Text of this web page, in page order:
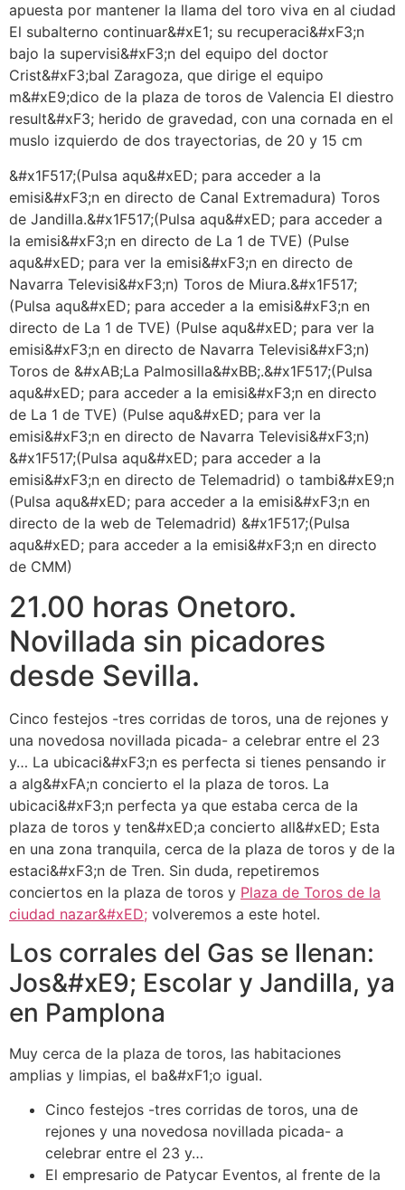
apuesta por mantener la llama del toro viva en al ciudad
El subalterno continuar&#xE1; su recuperaci&#xF3;n
bajo la supervisi&#xF3;n del equipo del doctor
Crist&#xF3;bal Zaragoza, que dirige el equipo
m&#xE9;dico de la plaza de toros de Valencia El diestro
result&#xF3; herido de gravedad, con una cornada en el
muslo izquierdo de dos trayectorias, de 20 y 15 cm
&#x1F517;(Pulsa aqu&#xED; para acceder a la
emisi&#xF3;n en directo de Canal Extremadura) Toros
de Jandilla.&#x1F517;(Pulsa aqu&#xED; para acceder a
la emisi&#xF3;n en directo de La 1 de TVE) (Pulse
aqu&#xED; para ver la emisi&#xF3;n en directo de
Navarra Televisi&#xF3;n) Toros de Miura.&#x1F517;
(Pulsa aqu&#xED; para acceder a la emisi&#xF3;n en
directo de La 1 de TVE) (Pulse aqu&#xED; para ver la
emisi&#xF3;n en directo de Navarra Televisi&#xF3;n)
Toros de &#xAB;La Palmosilla&#xBB;.&#x1F517;(Pulsa
aqu&#xED; para acceder a la emisi&#xF3;n en directo
de La 1 de TVE) (Pulse aqu&#xED; para ver la
emisi&#xF3;n en directo de Navarra Televisi&#xF3;n)
&#x1F517;(Pulsa aqu&#xED; para acceder a la
emisi&#xF3;n en directo de Telemadrid) o tambi&#xE9;n
(Pulsa aqu&#xED; para acceder a la emisi&#xF3;n en
directo de la web de Telemadrid) &#x1F517;(Pulsa
aqu&#xED; para acceder a la emisi&#xF3;n en directo
de CMM)
21.00 horas Onetoro.
Novillada sin picadores
desde Sevilla.
Cinco festejos -tres corridas de toros, una de rejones y
una novedosa novillada picada- a celebrar entre el 23
y… La ubicaci&#xF3;n es perfecta si tienes pensando ir
a alg&#xFA;n concierto el la plaza de toros. La
ubicaci&#xF3;n perfecta ya que estaba cerca de la
plaza de toros y ten&#xED;a concierto all&#xED; Esta
en una zona tranquila, cerca de la plaza de toros y de la
estaci&#xF3;n de Tren. Sin duda, repetiremos
conciertos en la plaza de toros y Plaza de Toros de la
ciudad nazar&#xED; volveremos a este hotel.
Los corrales del Gas se llenan:
Jos&#xE9; Escolar y Jandilla, ya
en Pamplona
Muy cerca de la plaza de toros, las habitaciones
amplias y limpias, el ba&#xF1;o igual.
Cinco festejos -tres corridas de toros, una de
rejones y una novedosa novillada picada- a
celebrar entre el 23 y…
El empresario de Patycar Eventos, al frente de la